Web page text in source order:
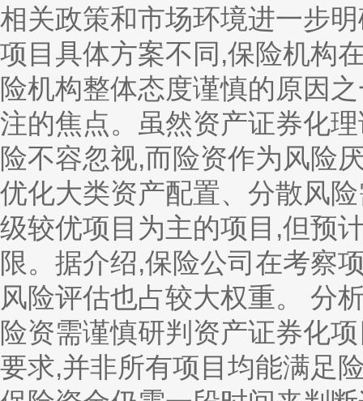
相关政策和市场环境进一步
项目具体方案不同,保险机构
险机构整体态度谨慎的原因
注的焦点。虽然资产证券化
险不容忽视,而险资作为风险
优化大类资产配置、分散风
级较优项目为主的项目,但预
限。据介绍,保险公司在考察
风险评估也占较大权重。 分
险资需谨慎研判资产证券化
要求,并非所有项目均能满足